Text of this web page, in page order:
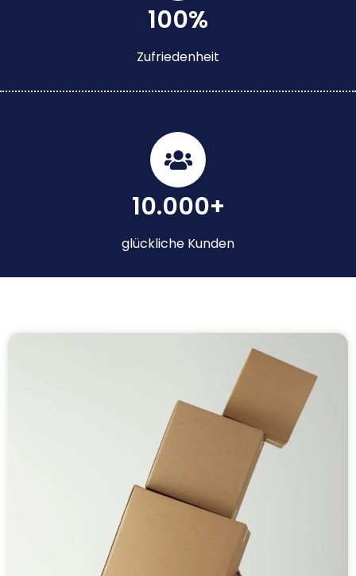
100%
Zufriedenheit
10.000+
glückliche Kunden